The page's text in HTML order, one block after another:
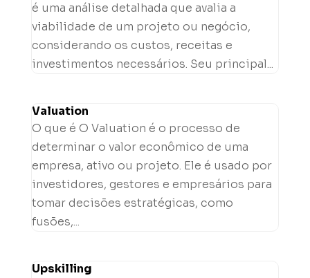
é uma análise detalhada que avalia a
viabilidade de um projeto ou negócio,
considerando os custos, receitas e
investimentos necessários. Seu principal...
Valuation
O que é O Valuation é o processo de
determinar o valor econômico de uma
empresa, ativo ou projeto. Ele é usado por
investidores, gestores e empresários para
tomar decisões estratégicas, como
fusões,...
Upskilling